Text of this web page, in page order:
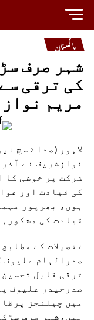
پاکستان
شہر صرف
کی ترقی
مریم نواز
لاہور (صداۓ سچ
نوازشریف نے
شرکت پر خوشی کا
کی قیادت اور
ہوں، بھرپور
قیادت کی
تفصیلات کے
صدرالہام علیوف
ترقی قابل
صدرحیدر علیوف
میں چیلنجز
ہیں،شہر صرف